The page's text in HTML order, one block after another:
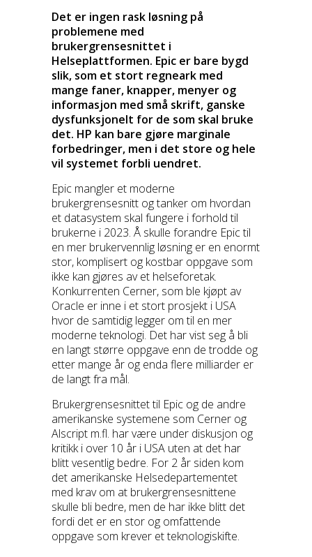
Det er ingen rask løsning på
problemene med
brukergrensesnittet i
Helseplattformen. Epic er bare bygd
slik, som et stort regneark med
mange faner, knapper, menyer og
informasjon med små skrift, ganske
dysfunksjonelt for de som skal bruke
det. HP kan bare gjøre marginale
forbedringer, men i det store og hele
vil systemet forbli uendret.
Epic mangler et moderne
brukergrensesnitt og tanker om hvordan
et datasystem skal fungere i forhold til
brukerne i 2023. Å skulle forandre Epic til
en mer brukervennlig løsning er en enormt
stor, komplisert og kostbar oppgave som
ikke kan gjøres av et helseforetak.
Konkurrenten Cerner, som ble kjøpt av
Oracle er inne i et stort prosjekt i USA
hvor de samtidig legger om til en mer
moderne teknologi. Det har vist seg å bli
en langt større oppgave enn de trodde og
etter mange år og enda flere milliarder er
de langt fra mål.
Brukergrensesnittet til Epic og de andre
amerikanske systemene som Cerner og
Alscript m.fl. har være under diskusjon og
kritikk i over 10 år i USA uten at det har
blitt vesentlig bedre. For 2 år siden kom
det amerikanske Helsedepartementet
med krav om at brukergrensesnittene
skulle bli bedre, men de har ikke blitt det
fordi det er en stor og omfattende
oppgave som krever et teknologiskifte.